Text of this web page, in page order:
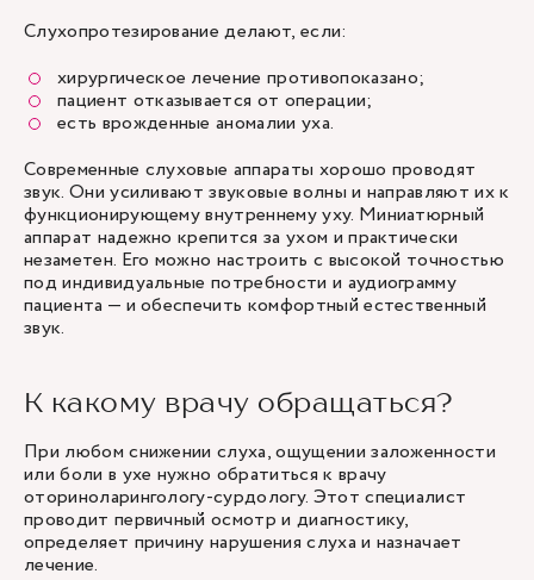
Слухопротезирование делают, если:
хирургическое лечение противопоказано;
пациент отказывается от операции;
есть врожденные аномалии уха.
Современные слуховые аппараты хорошо проводят
звук. Они усиливают звуковые волны и направляют их к
функционирующему внутреннему уху. Миниатюрный
аппарат надежно крепится за ухом и практически
незаметен. Его можно настроить с высокой точностью
под индивидуальные потребности и аудиограмму
пациента — и обеспечить комфортный естественный
звук.
К какому врачу обращаться?
При любом снижении слуха, ощущении заложенности
или боли в ухе нужно обратиться к врачу
оториноларингологу-сурдологу. Этот специалист
проводит первичный осмотр и диагностику,
определяет причину нарушения слуха и назначает
лечение.